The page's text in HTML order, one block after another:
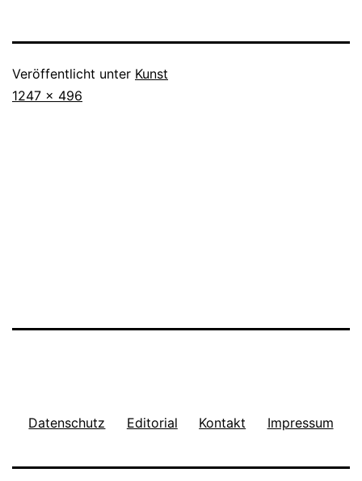
Veröffentlicht unter Kunst
Originalgröße
1247 × 496
Datenschutz Editorial Kontakt Impressum